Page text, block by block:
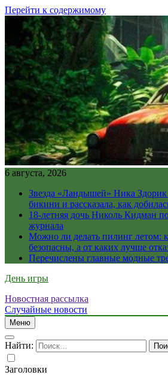
Перейти к содержимому
6 августа, 2026
Звезда «Ландышей» Ника Здорик
бикини и рассказала, как
18-летняя дочь Николь Кидман
журнала
Можно ли делать пилинг летом:
безопасны, а от каких лучше
Перечислены главные модные
День игры
Новостная рассылка
Случайные новости
Меню
Найти:
Заголовки